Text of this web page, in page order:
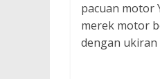
pacuan motor
merek motor
dengan ukiran